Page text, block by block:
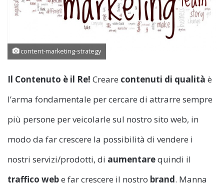
content-marketing-strategy
Il Contenuto è il Re! Creare contenuti di qualità è
l’arma fondamentale per cercare di attrarre sempre
più persone per veicolarle sul nostro sito web, in
modo da far crescere la possibilità di vendere i
nostri servizi/prodotti, di aumentarequindi il
traffico webe far crescere il nostro brand. Manna